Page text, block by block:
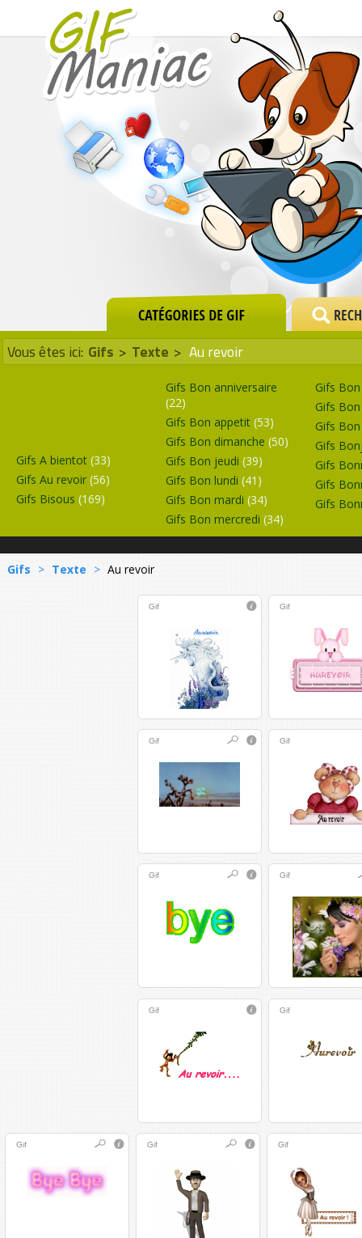
Vous êtes ici: Gifs > Texte > Au revoir
Gifs A bientot (33)
Gifs Au revoir (56)
Gifs Bisous (169)
Gifs Bon anniversaire
(22)
Gifs Bon appetit (53)
Gifs Bon dimanche (50)
Gifs Bon jeudi (39)
Gifs Bon lundi (41)
Gifs Bon mardi (34)
Gifs Bon mercredi (34)
Gifs
Gifs
Gifs
Gifs
Gifs
Gifs
Gifs
Gifs > Texte > Au revoir
Gif Gif
Gif Gif
Gif Gif
Gif Gif
Gif Gif Gif